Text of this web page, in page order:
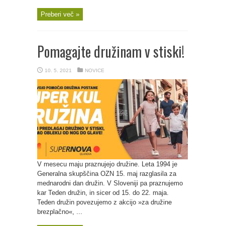
Preberi več »
Pomagajte družinam v stiski!
10. 5. 2021 NOVICE
V mesecu maju praznujejo družine. Leta 1994 je
Generalna skupščina OZN 15. maj razglasila za
mednarodni dan družin. V Sloveniji pa praznujemo
kar Teden družin, in sicer od 15. do 22. maja.
Teden družin povezujemo z akcijo »za družine
brezplačno«, ...